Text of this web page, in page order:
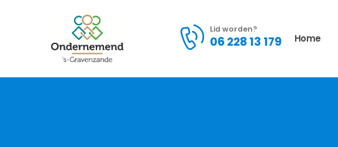
Lid worden?
06 228 13 179 Home